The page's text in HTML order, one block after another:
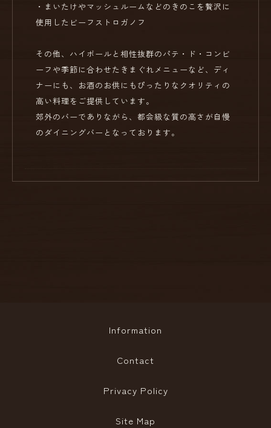
・まいたけやマッシュルームなどのきのこを贅沢に
使用したビーフストロガノフ
その他、ハイボールと相性抜群のパテ・ド・コンビ
ーフや季節に合わせたきまぐれメニューなど、ディ
ナーにも、お酒のお供にもぴったりなクオリティの
高い料理をご提供しています。
郊外のバーでありながら、都会級な質の高さが自慢
のダイニングバーとなっております。
Information
Contact
Privacy Policy
Site Map